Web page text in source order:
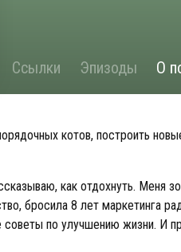
Ссылки Эпизоды О
котов, построить
как отдохнуть. Меня
бросила 8 лет маркетинга
советы по улучшению жизни. И